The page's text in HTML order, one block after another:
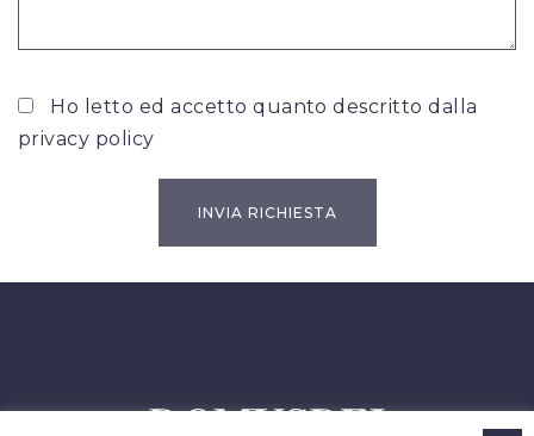
Ho letto ed accetto quanto descritto dalla
privacy policy